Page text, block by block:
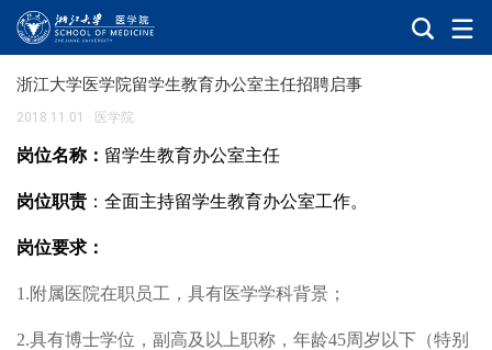
浙江大学医学院留学生教育办公室主任招聘启事
2018.11.01 · 医学院
岗位名称： 留学生教育办公室主任
岗位职责 ：全面主持留学生教育办公室工作。
岗位要求：
1 .附属医院在职员工，具有医学学科背景；
2.具有博士学位，副高及以上职称，年龄45周岁以下（特别